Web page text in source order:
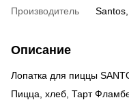
Производитель
Описание
Лопатка для пиццы
Пицца, хлеб, Тарт